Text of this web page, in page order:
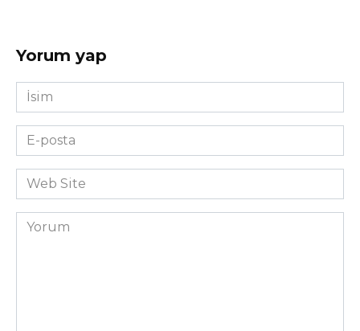
Yorum yap
İsim
*
E-
posta
*Web
Site
Yorum